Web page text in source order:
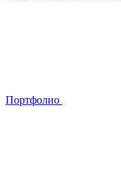
Портфолио